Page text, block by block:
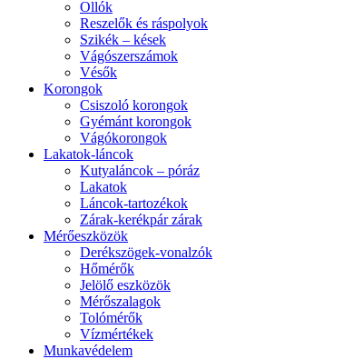
Ollók
Reszelők és ráspolyok
Szikék – kések
Vágószerszámok
Vésők
Korongok
Csiszoló korongok
Gyémánt korongok
Vágókorongok
Lakatok-láncok
Kutyaláncok – póráz
Lakatok
Láncok-tartozékok
Zárak-kerékpár zárak
Mérőeszközök
Derékszögek-vonalzók
Hőmérők
Jelölő eszközök
Mérőszalagok
Tolómérők
Vízmértékek
Munkavédelem